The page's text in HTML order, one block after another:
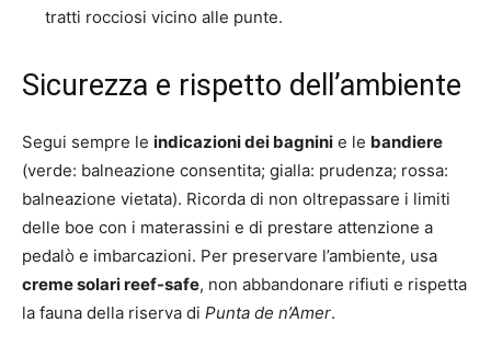
tratti rocciosi vicino alle punte.
Sicurezza e rispetto dell’ambiente
Segui sempre le indicazioni dei bagnini e le bandiere
(verde: balneazione consentita; gialla: prudenza; rossa:
balneazione vietata). Ricorda di non oltrepassare i limiti
delle boe con i materassini e di prestare attenzione a
pedalò e imbarcazioni. Per preservare l’ambiente, usa
creme solari reef-safe, non abbandonare rifiuti e rispetta
la fauna della riserva di Punta de n’Amer.